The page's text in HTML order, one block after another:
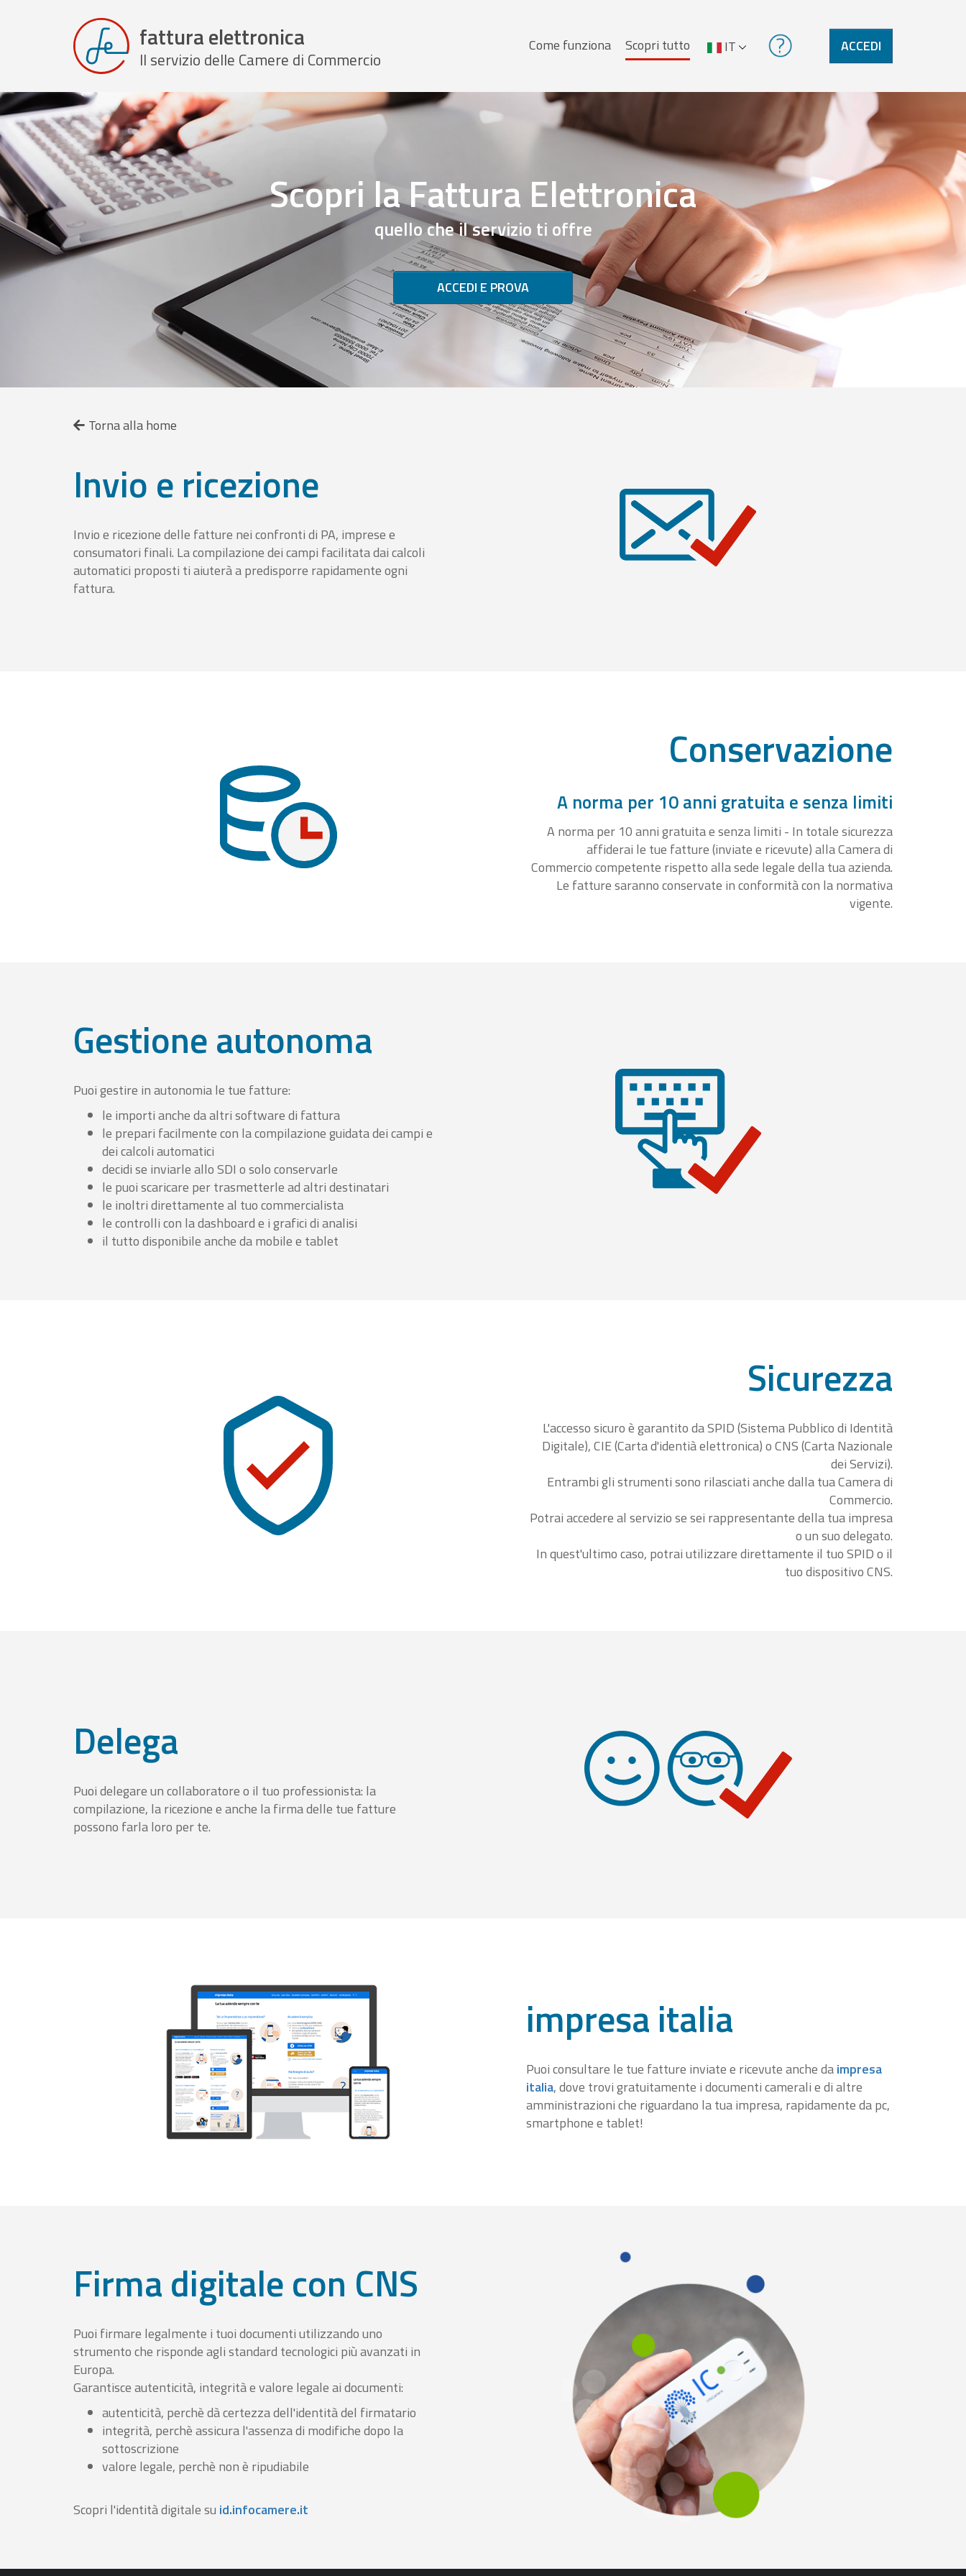
fattura elettronica
Il servizio delle Camere di Commercio Menu
principale
Come funziona Scopri tutto IT ACCEDI
Scopri la Fattura Elettronica
quello che il servizio ti offre
ACCEDI E PROVA
Torna alla home
Invio e ricezione
Invio e ricezione delle fatture nei confronti di PA, imprese e
consumatori finali. La compilazione dei campi facilitata dai calcoli
automatici proposti ti aiuterà a predisporre rapidamente ogni
fattura.
Conservazione
A norma per 10 anni gratuita e senza limiti
A norma per 10 anni gratuita e senza limiti - In totale sicurezza
affiderai le tue fatture (inviate e ricevute) alla Camera di
Commercio competente rispetto alla sede legale della tua azienda.
Le fatture saranno conservate in conformità con la normativa
vigente.
Gestione autonoma
Puoi gestire in autonomia le tue fatture:
le importi anche da altri software di fattura
le prepari facilmente con la compilazione guidata dei campi e
dei calcoli automatici
decidi se inviarle allo SDI o solo conservarle
le puoi scaricare per trasmetterle ad altri destinatari
le inoltri direttamente al tuo commercialista
le controlli con la dashboard e i grafici di analisi
il tutto disponibile anche da mobile e tablet
Sicurezza
L'accesso sicuro è garantito da SPID (Sistema Pubblico di Identità
Digitale), CIE (Carta d'identià elettronica) o CNS (Carta Nazionale
dei Servizi).
Entrambi gli strumenti sono rilasciati anche dalla tua Camera di
Commercio.
Potrai accedere al servizio se sei rappresentante della tua impresa
o un suo delegato.
In quest'ultimo caso, potrai utilizzare direttamente il tuo SPID o il
tuo dispositivo CNS.
Delega
Puoi delegare un collaboratore o il tuo professionista: la
compilazione, la ricezione e anche la firma delle tue fatture
possono farla loro per te.
impresa italia
Puoi consultare le tue fatture inviate e ricevute anche daimpresa
italia, dove trovi gratuitamente i documenti camerali e di altre
amministrazioni che riguardano la tua impresa, rapidamente da pc,
smartphone e tablet!
Firma digitale con CNS
Puoi firmare legalmente i tuoi documenti utilizzando uno
strumento che risponde agli standard tecnologici più avanzati in
Europa.
Garantisce autenticità, integrità e valore legale ai documenti:
autenticità, perchè dà certezza dell'identità del firmatario
integrità, perchè assicura l'assenza di modifiche dopo la
sottoscrizione
valore legale, perchè non è ripudiabile
Scopri l'identità digitale su id.infocamere.it